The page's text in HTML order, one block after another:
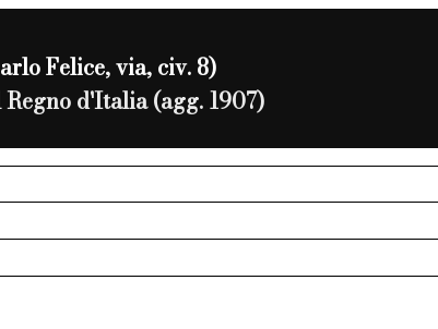
Felice, via, civ. 8)
d'Italia (agg. 1907)